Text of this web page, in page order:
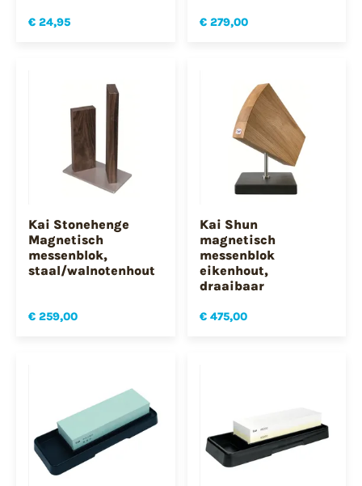
€ 24,95 € 279,00
Kai Stonehenge
Magnetisch
messenblok,
staal/walnotenhout
€ 259,00
Kai Shun
magnetisch
messenblok
eikenhout,
draaibaar
€ 475,00